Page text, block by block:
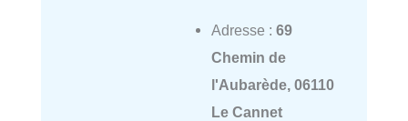
Adresse : 69
Chemin de
l'Aubarède, 06110
Le Cannet